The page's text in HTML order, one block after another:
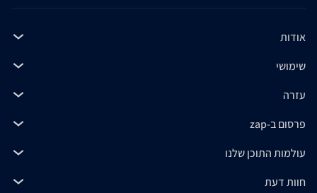
אודות
שימושי
עזרה
פרסום ב-zap
עולמות התוכן שלנו
חוות דעת